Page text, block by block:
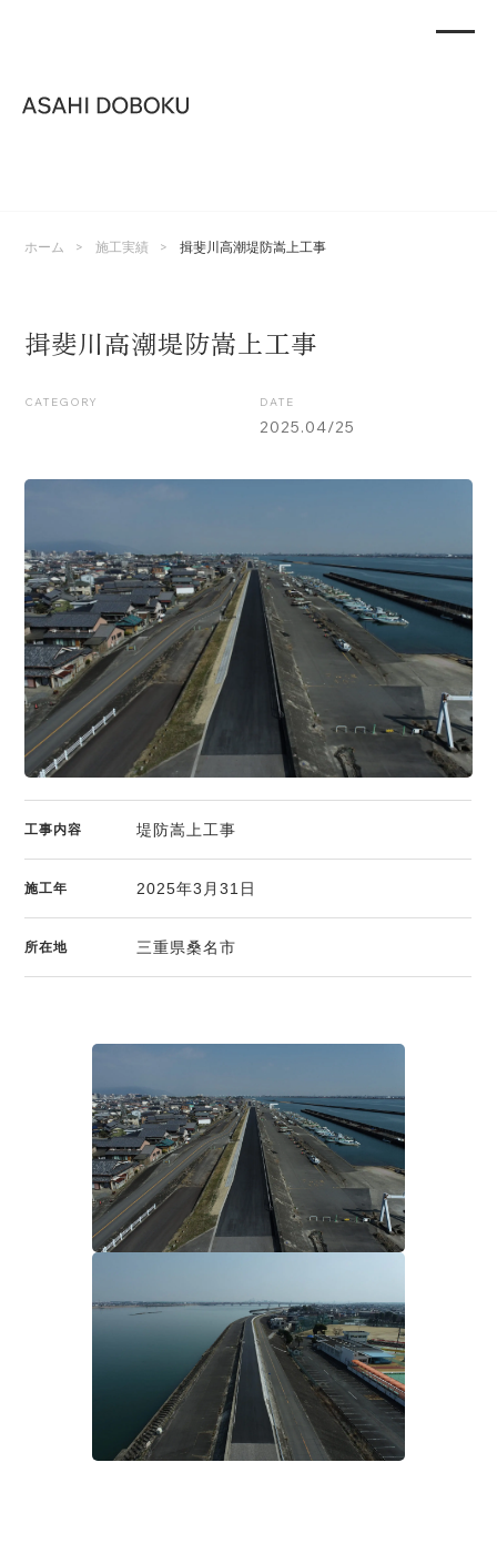
ホーム > 施工実績 > 揖斐川高潮堤防嵩上工事
揖斐川高潮堤防嵩上工事
CATEGORY DATE
2025.04/25
工事内容 堤防嵩上工事
施工年 2025年3月31日
所在地 三重県桑名市